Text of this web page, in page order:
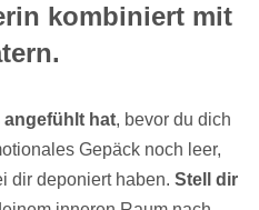
kombiniert mit
angefühlt hat, bevor du dich
Gepäck noch leer,
dir deponiert haben. Stell dir